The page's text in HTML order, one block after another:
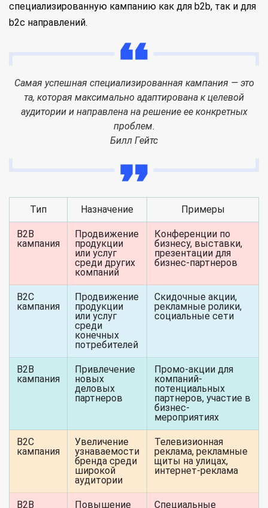
специализированную кампанию как для b2b, так и для
b2c направлений.
Самая успешная специализированная кампания — это
та, которая максимально адаптирована к целевой
аудитории и направлена на решение ее конкретных
проблем.
Билл Гейтс
Тип Назначение Примеры
B2B
кампания
Продвижение
продукции
или услуг
среди других
компаний
Конференции по
бизнесу, выставки,
презентации для
бизнес-партнеров
B2C
кампания
Продвижение
продукции
или услуг
среди
конечных
потребителей
Скидочные акции,
рекламные ролики,
социальные сети
B2B
кампания
Привлечение
новых
деловых
партнеров
Промо-акции для
компаний-
потенциальных
партнеров, участие в
бизнес-
мероприятиях
B2C
кампания
Увеличение
узнаваемости
бренда среди
широкой
аудитории
Телевизионная
реклама, рекламные
щиты на улицах,
интернет-реклама
B2B
Повышение
Специальные